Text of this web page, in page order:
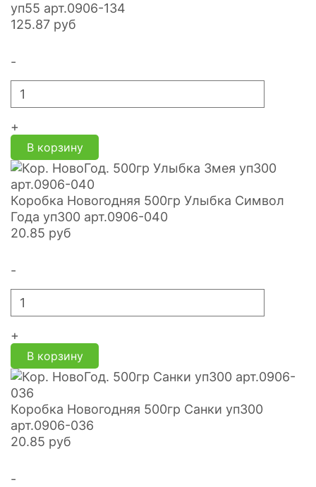
уп55 арт.0906-134
125.87 руб
-
+
В корзину
Коробка Новогодняя 500гр Улыбка Символ
Года уп300 арт.0906-040
20.85 руб
-
+
В корзину
Коробка Новогодняя 500гр Санки уп300
арт.0906-036
20.85 руб
-